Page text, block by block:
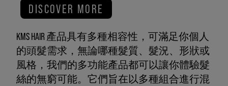
DISCOVER MORE
KMS HAIR 產品具有多種相容性，可滿足你個人
的頭髮需求，無論哪種髮質、髮況、形狀或
風格，我們的多功能產品都可以讓你體驗髮
絲的無窮可能。它們旨在以多種組合進行混